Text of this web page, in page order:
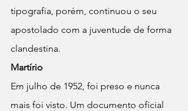
tipografia, porém, continuou o seu
apostolado com a juventude de forma
clandestina.
Martírio
Em julho de 1952, foi preso e nunca
mais foi visto. Um documento oficial